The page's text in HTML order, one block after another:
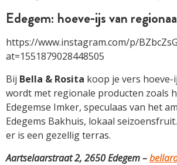
Edegem: hoeve-ijs van
https://www.instagram.com/p/
at=1551879028448505
Bij Bella & Rosita koop je vers
wordt met regionale producten zoals
Edegemse Imker, speculaas van het
Edegems Bakhuis, lokaal
er is een gezellig terras.
Aartselaarstraat 2, 2650 Edegem –